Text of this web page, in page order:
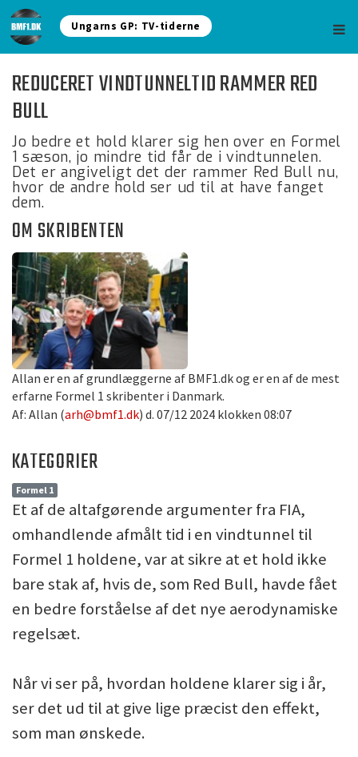
Ungarns GP: TV-tiderne
REDUCERET VINDTUNNELTID RAMMER RED
BULL
Jo bedre et hold klarer sig hen over en Formel
1 sæson, jo mindre tid får de i vindtunnelen.
Det er angiveligt det der rammer Red Bull nu,
hvor de andre hold ser ud til at have fanget
dem.
OM SKRIBENTEN
Allan er en af grundlæggerne af BMF1.dk og er en af de mest
erfarne Formel 1 skribenter i Danmark.
Af: Allan (arh@bmf1.dk) d. 07/12 2024 klokken 08:07
KATEGORIER
Formel 1
Et af de altafgørende argumenter fra FIA,
omhandlende afmålt tid i en vindtunnel til
Formel 1 holdene, var at sikre at et hold ikke
bare stak af, hvis de, som Red Bull, havde fået
en bedre forståelse af det nye aerodynamiske
regelsæt.
Når vi ser på, hvordan holdene klarer sig i år,
ser det ud til at give lige præcist den effekt,
som man ønskede.